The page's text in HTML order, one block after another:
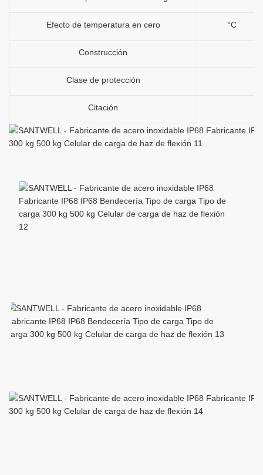
Efecto de temperatura en cero °C
Construcción
Clase de protección
Citación